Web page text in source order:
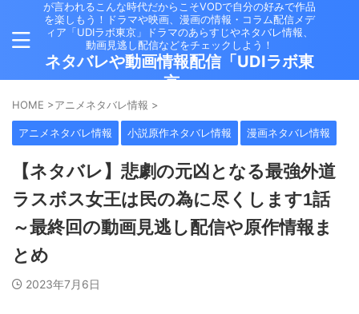
が言われるこんな時代だからこそVODで自分の好みで作品
を楽しもう！ドラマや映画、漫画の情報・コラム配信メデ
ィア「UDIラボ東京」ドラマのあらすじやネタバレ情報、
動画見逃し配信などをチェックしよう！
ネタバレや動画情報配信「UDIラボ東
京」
HOME >アニメネタバレ情報 >
アニメネタバレ情報 小説原作ネタバレ情報 漫画ネタバレ情報
【ネタバレ】悲劇の元凶となる最強外道
ラスボス女王は民の為に尽くします1話
～最終回の動画見逃し配信や原作情報ま
とめ
2023年7月6日